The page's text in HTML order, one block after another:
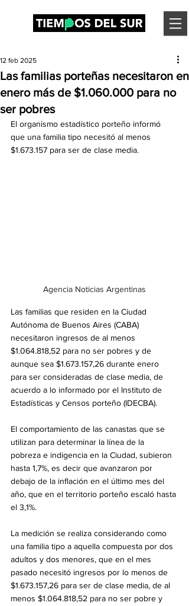
Las familias porteñas necesitaron en
enero más de $1.060.000 para no
ser pobres
12 feb 2025
El organismo estadístico porteño informó
que una familia tipo necesitó al menos
$1.673.157 para ser de clase media.
Agencia Noticias Argentinas
Las familias que residen en la Ciudad
Autónoma de Buenos Aires (CABA)
necesitaron ingresos de al menos
$1.064.818,52 para no ser pobres y de
aunque sea $1.673.157,26 durante enero
para ser consideradas de clase media, de
acuerdo a lo informado por el Instituto de
Estadísticas y Censos porteño (IDECBA).
El comportamiento de las canastas que se
utilizan para determinar la línea de la
pobreza e indigencia en la Ciudad, subieron
hasta 1,7%, es decir que avanzaron por
debajo de la inflación en el último mes del
año, que en el territorio porteño escaló hasta
el 3,1%.
La medición se realiza considerando como
una familia tipo a aquella compuesta por dos
adultos y dos menores, que en el mes
pasado necesitó ingresos por lo menos de
$1.673.157,26 para ser de clase media, de al
menos $1.064.818,52 para no ser pobre y